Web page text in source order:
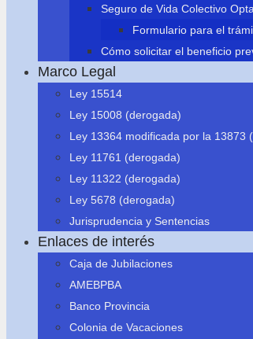
Seguro de Vida Colectivo
Formulario para el
Cómo solicitar el beneficio
Marco Legal
Ley 15514
Ley 15008 (derogada)
Ley 13364 modificada por la 13873
Ley 11761 (derogada)
Ley 11322 (derogada)
Ley 5678 (derogada)
Jurisprudencia y Sentencias
Enlaces de interés
Caja de Jubilaciones
AMEBPBA
Banco Provincia
Colonia de Vacaciones